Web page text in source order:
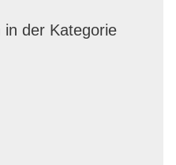
in der Kategorie